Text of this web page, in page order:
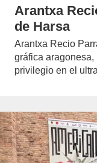
Arantxa
de Harsa
Arantxa Recio
gráfica
privilegio en el